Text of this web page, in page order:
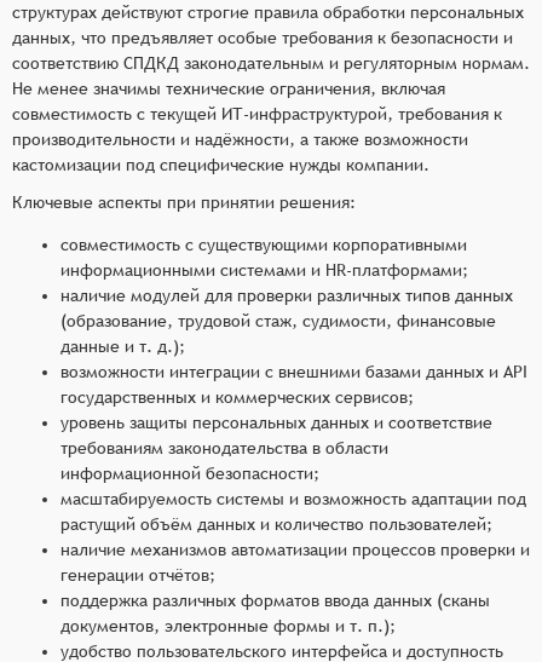
структурах действуют строгие правила обработки персональных
данных, что предъявляет особые требования к безопасности и
соответствию СПДКД законодательным и регуляторным нормам.
Не менее значимы технические ограничения, включая
совместимость с текущей ИТ-инфраструктурой, требования к
производительности и надёжности, а также возможности
кастомизации под специфические нужды компании.
Ключевые аспекты при принятии решения:
совместимость с существующими корпоративными
информационными системами и HR-платформами;
наличие модулей для проверки различных типов данных
(образование, трудовой стаж, судимости, финансовые
данные и т. д.);
возможности интеграции с внешними базами данных и API
государственных и коммерческих сервисов;
уровень защиты персональных данных и соответствие
требованиям законодательства в области
информационной безопасности;
масштабируемость системы и возможность адаптации под
растущий объём данных и количество пользователей;
наличие механизмов автоматизации процессов проверки и
генерации отчётов;
поддержка различных форматов ввода данных (сканы
документов, электронные формы и т. п.);
удобство пользовательского интерфейса и доступность